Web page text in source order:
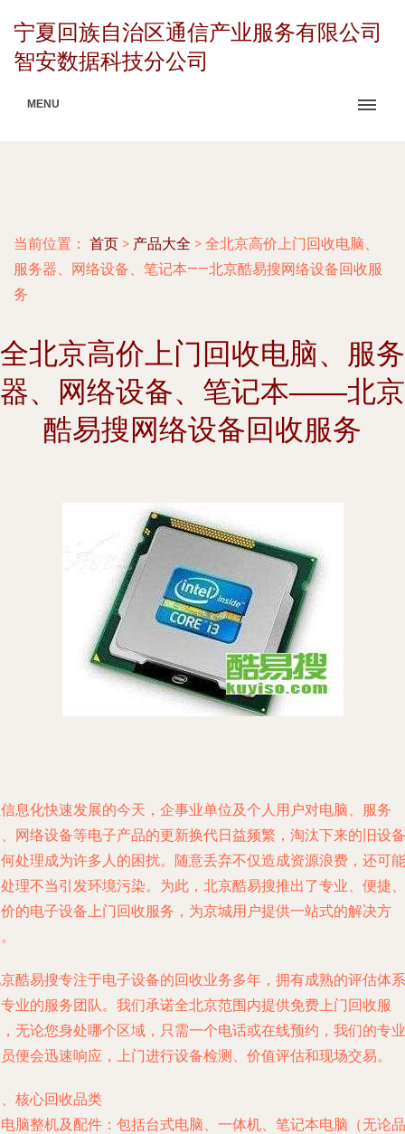
宁夏回族自治区通信产业服务有限公司
智安数据科技分公司
MENU
当前位置： 首页 > 产品大全 > 全北京高价上门回收电脑、
服务器、网络设备、笔记本——北京酷易搜网络设备回收服
务
全北京高价上门回收电脑、服务
器、网络设备、笔记本——北京
酷易搜网络设备回收服务
息化快速发展的今天，企事业单位及个人用户对电脑、服务
网络设备等电子产品的更新换代日益频繁，淘汰下来的旧设备
处理成为许多人的困扰。随意丢弃不仅造成资源浪费，还可能
理不当引发环境污染。为此，北京酷易搜推出了专业、便捷、
的电子设备上门回收服务，为京城用户提供一站式的解决方
酷易搜专注于电子设备的回收业务多年，拥有成熟的评估体系
业的服务团队。我们承诺全北京范围内提供免费上门回收服
无论您身处哪个区域，只需一个电话或在线预约，我们的专业
便会迅速响应，上门进行设备检测、价值评估和现场交易。
核心回收品类
电脑整机及配件 ：包括台式电脑、一体机、笔记本电脑（无论品